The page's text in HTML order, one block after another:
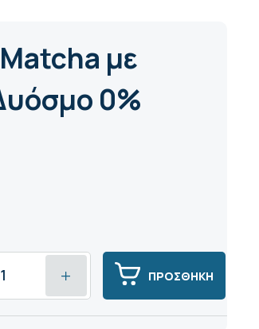
με
0%
ΠΡΟΣΘΗΚΗ